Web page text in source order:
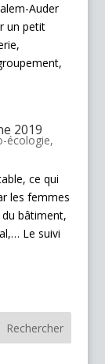
Auder
un petit
2019
écologie,
ce qui
les femmes
bâtiment,
Le suivi